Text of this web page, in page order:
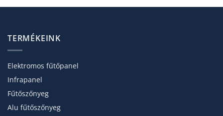
TERMÉKEINK
Elektromos fűtőpanel
Infrapanel
Fűtőszőnyeg
Alu fűtőszőnyeg